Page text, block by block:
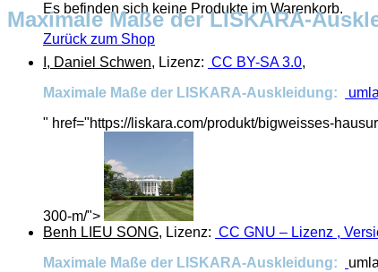
Es befinden sich keine Produkte im Warenkorb.
Zurück zum Shop
Maximale Maße der LISKARA-
I, Daniel Schwen, Lizenz: CC BY-SA 3.0,
Maximale Maße der LISKARA-Auskleidung:
" href="https://liskara.com/produkt/bigweisses-
300-m/">
Benh LIEU SONG, Lizenz: CC GNU – Lizenz ,
Maximale Maße der LISKARA-Auskleidung: